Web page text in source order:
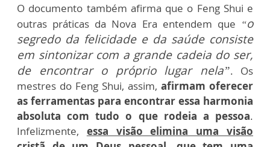
O documento também afirma que o Feng Shui e
outras práticas da Nova Era entendem que “o
segredo da felicidade e da saúde consiste
em sintonizar com a grande cadeia do ser,
de encontrar o próprio lugar nela”. Os
mestres do Feng Shui, assim, afirmam oferecer
as ferramentas para encontrar essa harmonia
absoluta com tudo o que rodeia a pessoa.
Infelizmente, essa visão elimina uma visão